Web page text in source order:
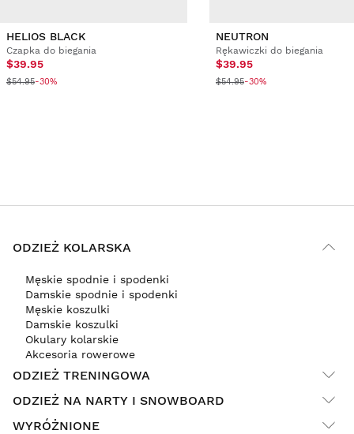
HELIOS BLACK
Czapka do biegania
$39.95
$54.95-30%
NEUTRON
Rękawiczki do biegania
$39.95
$54.95-30%
ODZIEŻ KOLARSKA
Męskie spodnie i spodenki
Damskie spodnie i spodenki
Męskie koszulki
Damskie koszulki
Okulary kolarskie
Akcesoria rowerowe
ODZIEŻ TRENINGOWA
ODZIEŻ NA NARTY I SNOWBOARD
WYRÓŻNIONE